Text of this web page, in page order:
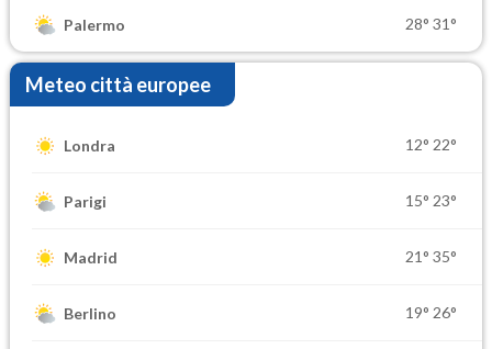
Palermo 28° 31°
Meteo città europee
Londra 12° 22°
Parigi 15° 23°
Madrid 21° 35°
Berlino 19° 26°